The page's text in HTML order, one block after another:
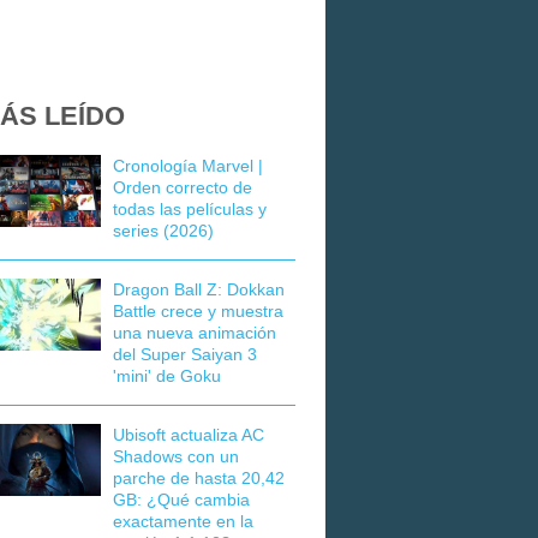
LEÍDO
Cronología Marvel |
Orden correcto de
todas las películas y
series (2026)
Dragon Ball Z: Dokkan
Battle crece y muestra
una nueva animación
del Super Saiyan 3
'mini' de Goku
Ubisoft actualiza AC
Shadows con un
parche de hasta 20,42
GB: ¿Qué cambia
exactamente en la